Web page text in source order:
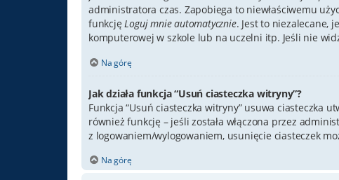
administratora czas. Zapobiega to niewłaściwemu
funkcjęLoguj mnie automatycznie. Jest to niezalecane,
komputerowej w szkole lub na uczelni itp. Jeśli nie
Na górę
Jak działa funkcja “Usuń ciasteczka witryny”?
Funkcja “Usuń ciasteczka witryny” usuwa ciasteczka
również funkcję – jeśli została włączona przez
z logowaniem/wylogowaniem, usunięcie ciasteczek
Na górę